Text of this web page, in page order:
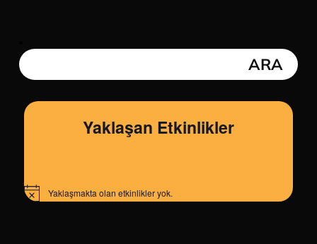
Yaklaşan Etkinlikler
Notice Yaklaşmakta olan etkinlikler yok.